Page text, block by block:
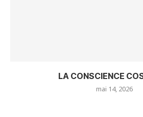
LA CONSCIENCE
mai 14, 2026